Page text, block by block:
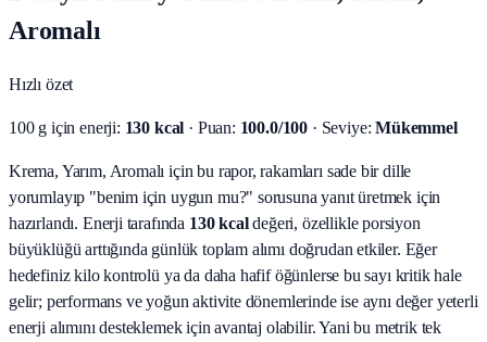
Aromalı
Hızlı özet
100 g için enerji: 130 kcal · Puan: 100.0/100 · Seviye: Mükemmel
Krema, Yarım, Aromalı için bu rapor, rakamları sade bir dille
yorumlayıp "benim için uygun mu?" sorusuna yanıt üretmek için
hazırlandı. Enerji tarafında 130 kcaldeğeri, özellikle porsiyon
büyüklüğü arttığında günlük toplam alımı doğrudan etkiler. Eğer
hedefiniz kilo kontrolü ya da daha hafif öğünlerse bu sayı kritik hale
gelir; performans ve yoğun aktivite dönemlerinde ise aynı değer yeterli
enerji alımını desteklemek için avantaj olabilir. Yani bu metrik tek